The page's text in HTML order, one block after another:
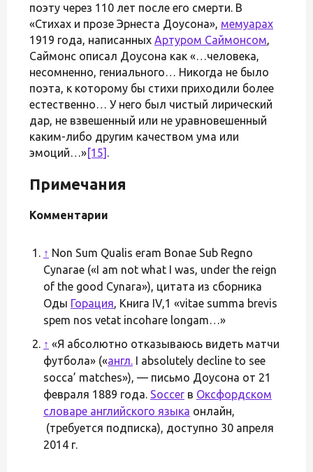
поэту через 110 лет после его смерти. В
«Стихах и прозе Эрнеста Доусона», мемуарах
1919 года, написанных Артуром Саймонсом,
Саймонс описал Доусона как «…человека,
несомненно, гениального… Никогда не было
поэта, к которому бы стихи приходили более
естественно… У него был чистый лирический
дар, не взвешенный или не уравновешенный
каким-либо другим качеством ума или
эмоций…»[15] .
Примечания
Комментарии
↑ Non Sum Qualis eram Bonae Sub Regno
Cynarae («I am not what I was, under the reign
of the good Cynara»), цитата из сборника
Оды Горация, Книга IV,1 «vitae summa brevis
spem nos vetat incohare longam…»
↑ «Я абсолютно отказываюсь видеть матчи
футбола» («англ. I absolutely decline to see
socca’ matches»), — письмо Доусона от 21
февраля 1889 года. Soccer в Оксфордском
словаре английского языка онлайн,
(требуется подписка), доступно 30 апреля
2014 г.